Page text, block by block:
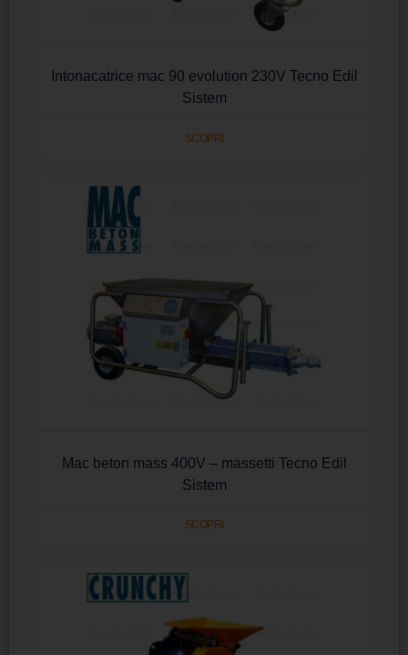
Intonacatrice mac 90 evolution 230V Tecno Edil
Sistem
SCOPRI
Mac beton mass 400V – massetti Tecno Edil
Sistem
SCOPRI